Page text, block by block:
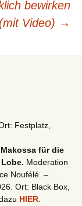
bewirken
(mit Video) →
Festplatz,
Makossa für die
Moderation
Noufélé. –
Ort: Black Box,
HIER